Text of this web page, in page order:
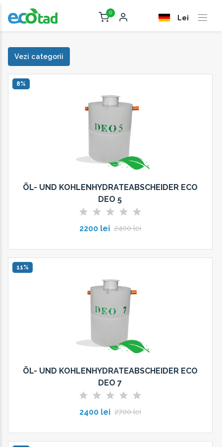
0
Lei
Vezi categorii
8%
ÖL- UND KOHLENHYDRATEABSCHEIDER ECO
DEO 5
2400 lei
2200 lei
11%
ÖL- UND KOHLENHYDRATEABSCHEIDER ECO
DEO 7
2700 lei
2400 lei